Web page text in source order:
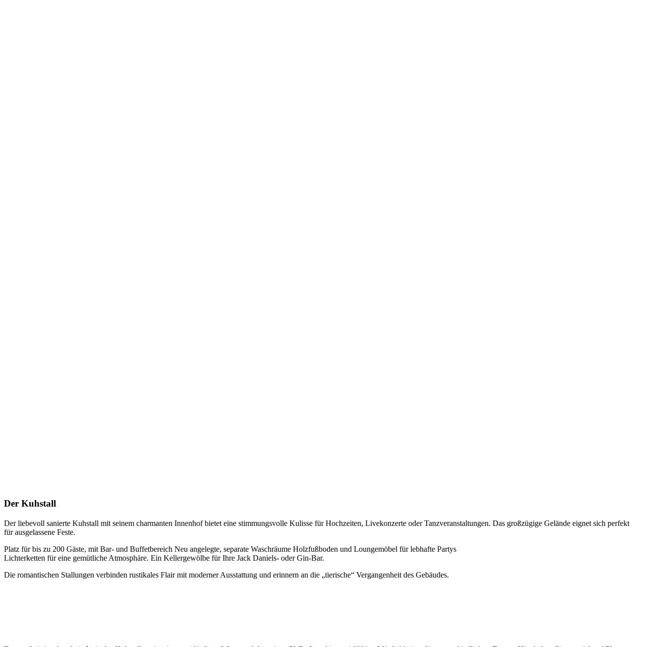
Der Kuhstall
Der liebevoll sanierte Kuhstall mit seinem charmanten Innenhof bietet eine stimmungsvolle Kulisse für Hochzeiten, Livekonzerte oder Tanzveranstaltungen. Das großzügige Gelände eignet sich perfekt
für ausgelassene Feste.
Platz für bis zu 200 Gäste, mit Bar- und Buffetbereich Neu angelegte, separate Waschräume Holzfußboden und Loungemöbel für lebhafte Partys
Lichterketten für eine gemütliche Atmosphäre. Ein Kellergewölbe für Ihre Jack Daniels- oder Gin-Bar.
Die romantischen Stallungen verbinden rustikales Flair mit moderner Ausstattung und erinnern an die „tierische“ Vergangenheit des Gebäudes.